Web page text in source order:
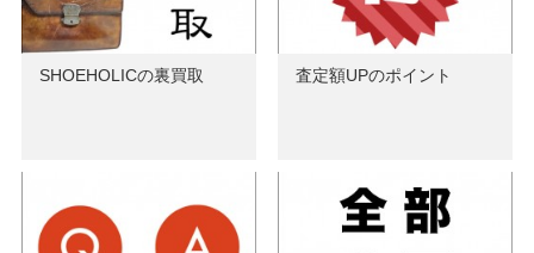
SHOEHOLICの裏買取 査定額UPのポイント